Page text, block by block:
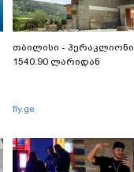
თბილისი - ჰერაკლიონი
1540.90 ლარიდან
fly.ge